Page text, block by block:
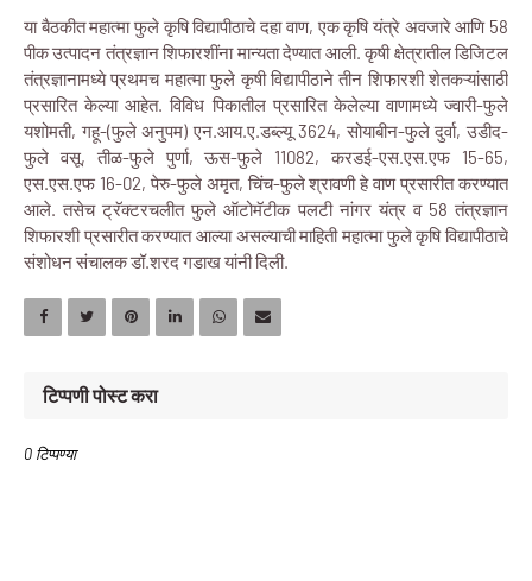
या बैठकीत महात्मा फुले कृषि विद्यापीठाचे दहा वाण, एक कृषि यंत्रे अवजारे आणि 58
पीक उत्पादन तंत्रज्ञान शिफारशींना मान्यता देण्यात आली. कृषी क्षेत्रातील डिजिटल
तंत्रज्ञानामध्ये प्रथमच महात्मा फुले कृषी विद्यापीठाने तीन शिफारशी शेतकऱ्यांसाठी
प्रसारित केल्या आहेत. विविध पिकातील प्रसारित केलेल्या वाणामध्ये ज्वारी-फुले
यशोमती, गहू-(फुले अनुपम) एन.आय.ए.डब्ल्यू 3624, सोयाबीन-फुले दुर्वा, उडीद-
फुले वसू, तीळ-फुले पुर्णा, ऊस-फुले 11082, करडई-एस.एस.एफ 15-65,
एस.एस.एफ 16-02, पेरु-फुले अमृत, चिंच-फुले श्रावणी हे वाण प्रसारीत करण्यात
आले. तसेच ट्रॅक्टरचलीत फुले ऑटोमॅटीक पलटी नांगर यंत्र व 58 तंत्रज्ञान
शिफारशी प्रसारीत करण्यात आल्या असल्याची माहिती महात्मा फुले कृषि विद्यापीठाचे
संशोधन संचालक डॉ.शरद गडाख यांनी दिली.
टिप्पणी पोस्ट करा
0 टिप्पण्या